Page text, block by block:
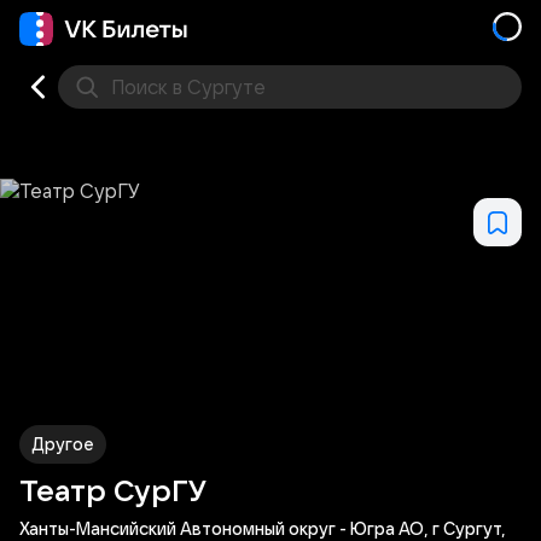
Поиск в Сургуте
Другое
Театр СурГУ
Ханты-Мансийский Автономный округ - Югра АО, г Сургут,